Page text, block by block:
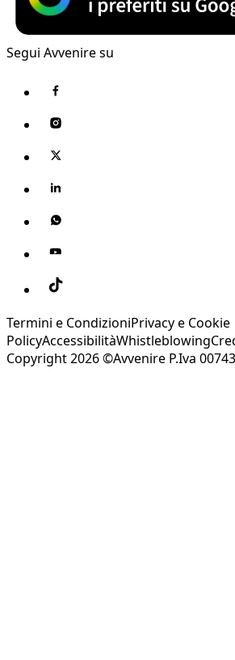
Segui Avvenire su
Termini e CondizioniPrivacy e Cookie
PolicyAccessibilitàWhistleblowing
Copyright 2026 ©Avvenire P.Iva